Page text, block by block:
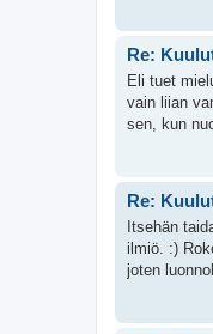
Re:
Eli tuet
vain liian
sen, kun
Re:
Itsehän
ilmiö. :)
joten